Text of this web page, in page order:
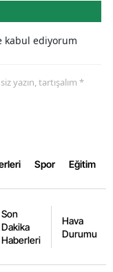
Kilis
kabul ediyorum
yazın, tartışalım *
Spor Eğitim
Son
Dakika
Haberleri
Hava
Durumu